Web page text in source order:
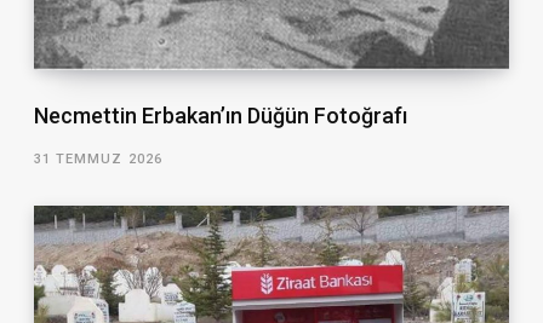
Necmettin Erbakan’ın Düğün Fotoğrafı
31 TEMMUZ 2026